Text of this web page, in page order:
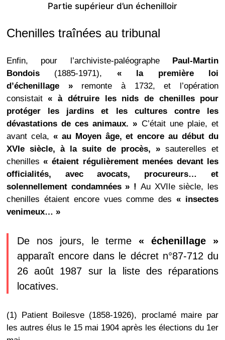
Partie supérieur d’un échenilloir
Chenilles traînées au tribunal
Enfin, pour l’archiviste-paléographe Paul-Martin
Bondois(1885-1971), « la première loi
d’échenillage »remonte à 1732, et l’opération
consistait« à détruire les nids de chenilles pour
protéger les jardins et les cultures contre les
dévastations de ces animaux. » C’était une plaie, et
avant cela, « au Moyen âge, et encore au début du
XVIe siècle, à la suite de procès, » sauterelles et
chenilles« étaient régulièrement menées devant les
officialités, avec avocats, procureurs… et
solennellement condamnées » ! Au XVIIe siècle, les
chenilles étaient encore vues comme des« insectes
venimeux… »
De nos jours, le terme « échenillage »
apparaît encore dans le décret n°87-712 du
26 août 1987 sur la liste des réparations
locatives.
(1) Patient Boilesve (1858-1926), proclamé maire par
les autres élus le 15 mai 1904 après les élections du 1er